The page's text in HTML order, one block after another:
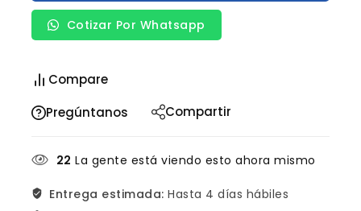
Cotizar Por Whatsapp
Compare
Pregúntanos
Compartir
22 La gente está viendo esto ahora mismo
Entrega estimada: Hasta 4 días hábiles